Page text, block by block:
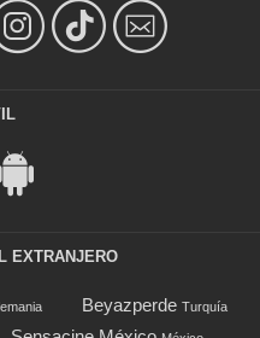
EXTRANJERO
Beyazperde Turquía